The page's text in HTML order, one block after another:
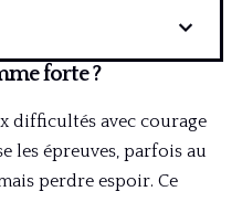
forte ?
difficultés avec courage
les épreuves, parfois au
perdre espoir. Ce